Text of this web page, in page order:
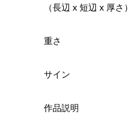
（長辺 x 短辺 x 厚さ）
重さ
サイン
作品説明